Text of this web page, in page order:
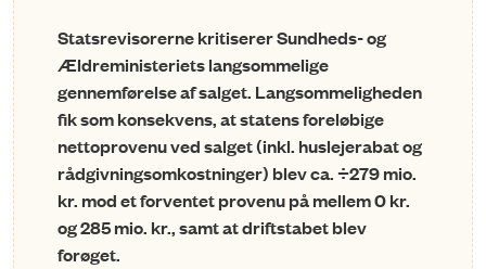
Statsrevisorerne kritiserer Sundheds- og
Ældreministeriets langsommelige
gennemførelse af salget. Langsommeligheden
fik som konsekvens, at statens foreløbige
nettoprovenu ved salget (inkl. huslejerabat og
rådgivningsomkostninger) blev ca. ÷279 mio.
kr. mod et forventet provenu på mellem 0 kr.
og 285 mio. kr., samt at driftstabet blev
forøget.